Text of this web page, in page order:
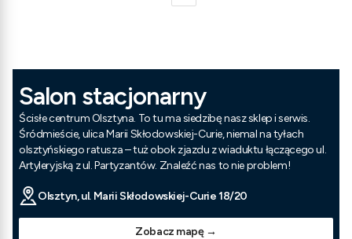
Salon stacjonarny
Ścisłe centrum Olsztyna. To tu ma siedzibę nasz sklep i serwis.
Śródmieście, ulica Marii Skłodowskiej-Curie, niemal na tyłach
olsztyńskiego ratusza – tuż obok zjazdu z wiaduktu łączącego ul.
Artyleryjską z ul. Partyzantów. Znaleźć nas to nie problem!
Olsztyn, ul. Marii Skłodowskiej-Curie 18/20
Zobacz mapę →